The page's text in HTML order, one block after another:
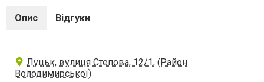
Опис Відгуки
Луцьк, вулиця Степова, 12/1, (Район
Володимирської)